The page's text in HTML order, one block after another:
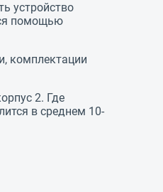
устройство
помощью
комплектации
2. Где
в среднем 10-